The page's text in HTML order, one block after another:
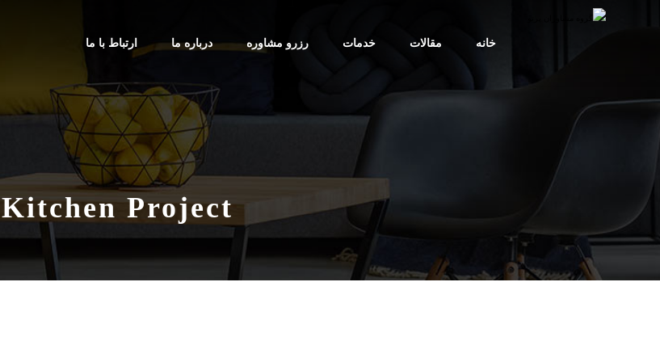
خانه مقالات خدمات رزرو مشاوره درباره ما ارتباط با ما
Kitchen Project